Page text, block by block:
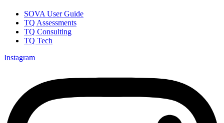
SOVA User Guide
TQ Assessments
TQ Consulting
TQ Tech
Instagram